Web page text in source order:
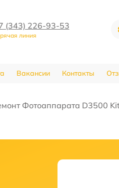
(343) 226-93-53
линия
Вакансии Контакты
Фотоаппарата D3500